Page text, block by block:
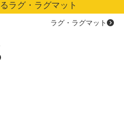
ラグ・ラグマット
ラグ・ラグマット